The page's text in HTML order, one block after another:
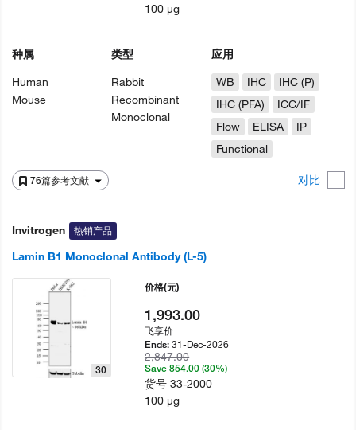
76篇参考文献 对比
种属
Human
Mouse
类型
Rabbit
Recombinant
Monoclonal
应用
WB
IHC
IHC (P)
IHC (PFA)
ICC/IF
Flow
ELISA
IP
Functional
100 µg
Invitrogen 热销产品
Lamin B1 Monoclonal Antibody (L-5)
30
价格(元)
1,993.00
飞享价
Ends:31-Dec-2026
2,847.00
Save 854.00 (30%)
货号33-2000
100 µg